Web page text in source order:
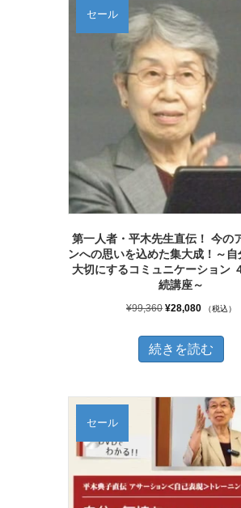
セール
第一人者・平木先生直伝！ 今の
ンへの思いを込めた集大成！～自
大切にするコミュニケーション
続講座～
¥99,360 元
価
格
¥99,360
た。
¥28,080現
の
価
は
¥28,080
で
す。
（税込）
続きを読む
セール